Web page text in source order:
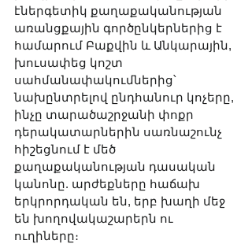
էներգետիկ քաղաքականության
առանցքային գործընկերներից է
համարում Բաքվին և Անկարային,
խուսափեց կոշտ
սահմանափակումներից՝
նախընտրելով ընդհանուր կոչերը,
ինչը տարածաշրջանի փոքր
դերակատարներին սառնաշունչ
հիշեցնում է մեծ
քաղաքականության դասական
կանոնը. արժեքները հաճախ
երկրորդական են, երբ խաղի մեջ
են խողովակաշարերն ու
ուղիները։